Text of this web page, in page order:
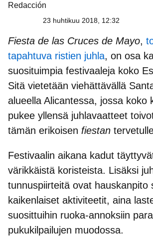
Redacción
23 huhtikuu 2018, 12:32
Fiesta de las Cruces de Mayo,
tapahtuva ristien juhla, on osa
suosituimpia festivaaleja koko
Sitä vietetään viehättävällä
alueella Alicantessa, jossa koko
pukee yllensä juhlavaatteet
tämän erikoisen fiestan
Festivaalin aikana kadut
värikkäistä koristeista. Lisäksi
tunnuspiirteitä ovat hauskanpito
kaikenlaiset aktiviteetit, aina
suosittuihin ruoka-annoksiin
pukukilpailujen muodossa.